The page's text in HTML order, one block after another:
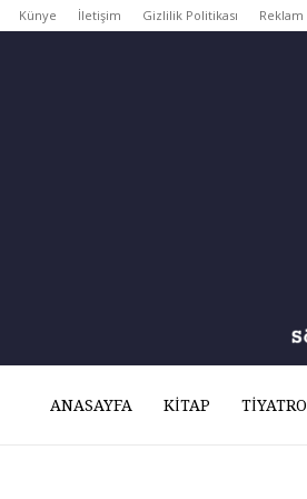
Künye İletişim Gizlilik Politikası Reklam
ANASAYFA KITAP TIYATRO